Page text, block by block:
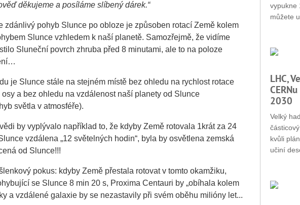
děkujeme a posíláme slíbený dárek.“
zdánlivý pohyb Slunce po obloze je způsoben rotací Země kolem
Slunce vzhledem k naší planetě. Samozřejmě, že vidíme
Sluneční povrch zhruba před 8 minutami, ale to na poloze
je Slunce stále na stejném místě bez ohledu na rychlost rotace
a bez ohledu na vzdálenost naší planety od Slunce
světla v atmosféře).
by vyplývalo například to, že kdyby Země rotovala 1krát za 24
vzdálena „12 světelných hodin“, byla by osvětlena zemská
od Slunce!!!
pokus: kdyby Země přestala rotovat v tomto okamžiku,
se Slunce 8 min 20 s, Proxima Centauri by „obíhala kolem
a vzdálené galaxie by se nezastavily při svém oběhu milióny let...
vypukne
můžete
LHC,
2030
Velký
kvůli
učiní